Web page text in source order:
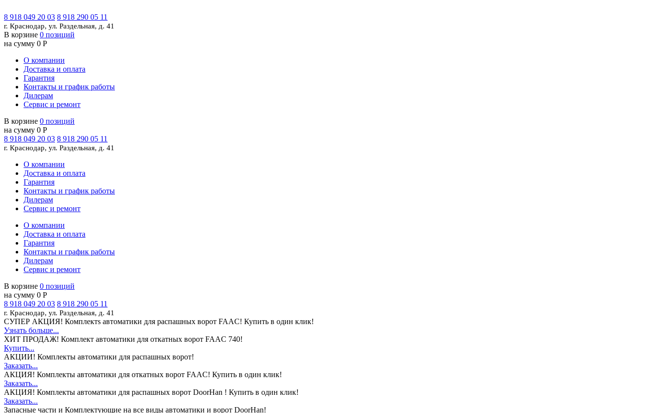
8 918 049 20 03 8 918 290 05 11
г. Краснодар, ул. Раздельная, д. 41
В корзине 0 позиций
на сумму 0 Р
О компании
Доставка и оплата
Гарантия
Контакты и график работы
Дилерам
Сервис и ремонт
В корзине 0 позиций
на сумму 0 Р
8 918 049 20 03 8 918 290 05 11
г. Краснодар, ул. Раздельная, д. 41
О компании
Доставка и оплата
Гарантия
Контакты и график работы
Дилерам
Сервис и ремонт
О компании
Доставка и оплата
Гарантия
Контакты и график работы
Дилерам
Сервис и ремонт
В корзине 0 позиций
на сумму 0 Р
8 918 049 20 03 8 918 290 05 11
г. Краснодар, ул. Раздельная, д. 41
СУПЕР АКЦИЯ! Комплектs автоматики для распашных ворот FAAC! Купить в один клик!
Узнать больше...
ХИТ ПРОДАЖ! Комплект автоматики для откатных ворот FAAC 740!
Купить...
АКЦИИ! Комплекты автоматики для распашных ворот!
Заказать...
АКЦИЯ! Комплекты автоматики для откатных ворот FAAC! Купить в один клик!
Заказать...
АКЦИЯ! Комплекты автоматики для распашных ворот DoorHan ! Купить в один клик!
Заказать...
Запасные части и Комплектующие на все виды автоматики и ворот DoorHan!